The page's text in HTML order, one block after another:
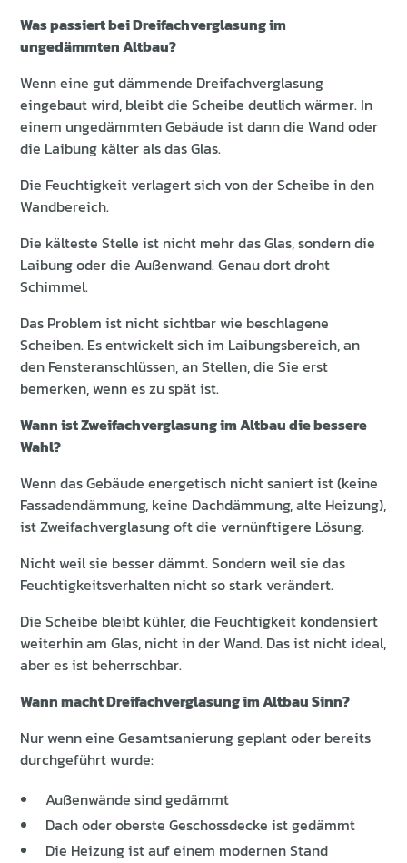
Was passiert bei Dreifachverglasung im
ungedämmten Altbau?
Wenn eine gut dämmende Dreifachverglasung
eingebaut wird, bleibt die Scheibe deutlich wärmer. In
einem ungedämmten Gebäude ist dann die Wand oder
die Laibung kälter als das Glas.
Die Feuchtigkeit verlagert sich von der Scheibe in den
Wandbereich.
Die kälteste Stelle ist nicht mehr das Glas, sondern die
Laibung oder die Außenwand. Genau dort droht
Schimmel.
Das Problem ist nicht sichtbar wie beschlagene
Scheiben. Es entwickelt sich im Laibungsbereich, an
den Fensteranschlüssen, an Stellen, die Sie erst
bemerken, wenn es zu spät ist.
Wann ist Zweifachverglasung im Altbau die bessere
Wahl?
Wenn das Gebäude energetisch nicht saniert ist (keine
Fassadendämmung, keine Dachdämmung, alte Heizung),
ist Zweifachverglasung oft die vernünftigere Lösung.
Nicht weil sie besser dämmt. Sondern weil sie das
Feuchtigkeitsverhalten nicht so stark verändert.
Die Scheibe bleibt kühler, die Feuchtigkeit kondensiert
weiterhin am Glas, nicht in der Wand. Das ist nicht ideal,
aber es ist beherrschbar.
Wann macht Dreifachverglasung im Altbau Sinn?
Nur wenn eine Gesamtsanierung geplant oder bereits
durchgeführt wurde:
Außenwände sind gedämmt
Dach oder oberste Geschossdecke ist gedämmt
Die Heizung ist auf einem modernen Stand